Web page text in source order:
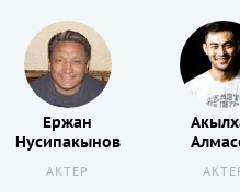
Ержан
Нусипакынов
АКТЕР